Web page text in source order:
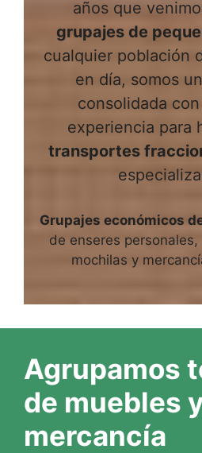
años que
grupajes de
cualquier población
en día, somos
consolidada
experiencia para
transportes
Grupajes económicos
de enseres
mochilas y
Agrupamos
de muebles
mercancía